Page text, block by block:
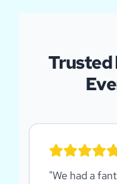
Trusted
"We had a